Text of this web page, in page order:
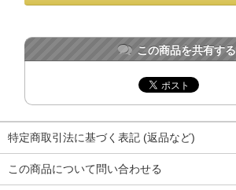
この商品を共有する
特定商取引法に基づく表記 (返品など)
この商品について問い合わせる